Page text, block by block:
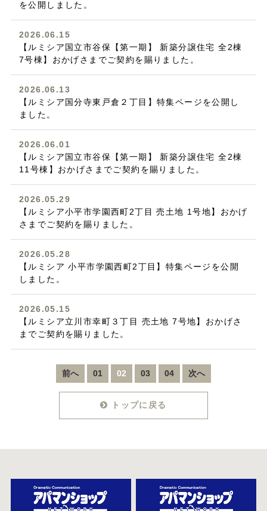
を公開しました。
2026.06.15
【ルミシア国立市谷保【第一期】 新築分譲住宅 全2棟
7号棟】おかげさまでご契約を賜りました。
2026.06.13
【ルミシア国分寺東戸倉２丁目】特集ページを公開し
ました。
2026.06.01
【ルミシア国立市谷保【第一期】 新築分譲住宅 全2棟
11号棟】おかげさまでご契約を賜りました。
2026.05.29
【ルミシア小平市学園西町2丁目 売土地 1号地】おかげ
さまでご契約を賜りました。
2026.05.28
【ルミシア 小平市学園西町2丁目】特集ページを公開
しました。
2026.05.15
【ルミシア立川市幸町３丁目 売土地 7号地】おかげさ
までご契約を賜りました。
前へ 01 02 03 04 次へ
トップに戻る